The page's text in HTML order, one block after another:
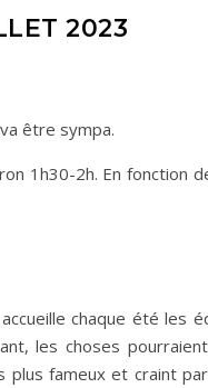
2023
être sympa.
1h30-2h. En fonction
chaque été les
les choses
fameux et craint